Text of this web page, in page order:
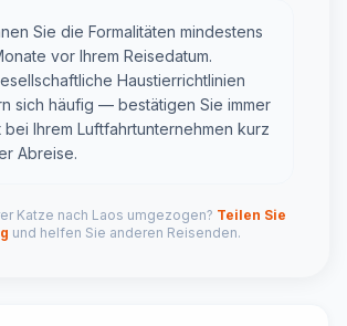
Sie die Formalitäten mindestens
vor Ihrem Reisedatum.
Haustierrichtlinien
sich häufig — bestätigen Sie immer
Ihrem Luftfahrtunternehmen kurz
Abreise.
Katze nach Laos umgezogen? Teilen Sie
und helfen Sie anderen Reisenden.